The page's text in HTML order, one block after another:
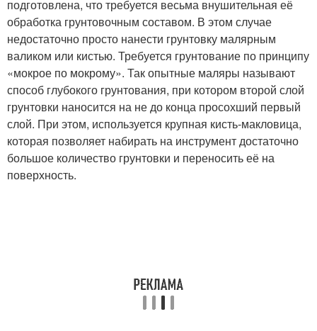
подготовлена, что требуется весьма внушительная её
обработка грунтовочным составом. В этом случае
недостаточно просто нанести грунтовку малярным
валиком или кистью. Требуется грунтование по принципу
«мокрое по мокрому». Так опытные маляры называют
способ глубокого грунтования, при котором второй слой
грунтовки наносится на не до конца просохший первый
слой. При этом, используется крупная кисть-макловица,
которая позволяет набирать на инструмент достаточно
большое количество грунтовки и переносить её на
поверхность.